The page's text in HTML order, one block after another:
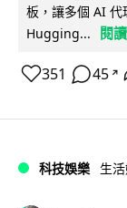
板，讓多個 AI 代
Hugging...
閱
351 45 ↗
科技娛樂 生